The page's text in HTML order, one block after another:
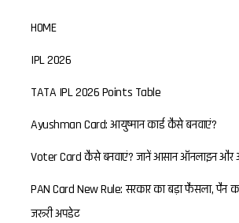
HOME
IPL 2026
TATA IPL 2026 Points Table
Ayushman Card: आयुष्मान कार्ड कैसे बनवाएं?
Voter Card कैसे बनवाएं? जानें आसान ऑनलाइन और
PAN Card New Rule: सरकार का बड़ा फैसला, पैन
जरूरी अपडेट